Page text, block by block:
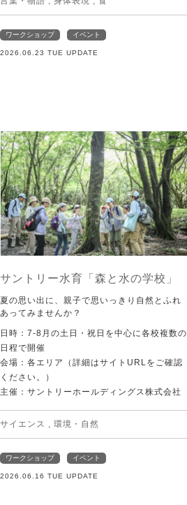
ワークショップ イベント
2026.06.23 TUE UPDATE
サントリー水育「森と水の学校」
夏の思い出に、親子で思いっきり自然とふれ
あってみませんか？
日時：7-8月の土日・祝日を中心に各校複数の
日程で開催
会場：各エリア（詳細はサイトURLをご確認
ください。）
主催：サントリーホールディングス株式会社
サイエンス 環境・自然
ワークショップ イベント
2026.06.16 TUE UPDATE